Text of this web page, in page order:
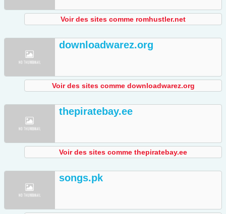
Voir des sites comme romhustler.net
downloadwarez.org
Voir des sites comme downloadwarez.org
thepiratebay.ee
Voir des sites comme thepiratebay.ee
songs.pk